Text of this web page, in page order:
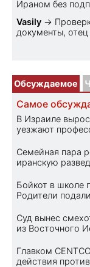
Ираном без
Vasily →
документы,
Обсуждаемое
Самое
В Израиле
уезжают
Семейная пара
иранскую
Бойкот в школе
Родители
Суд вынес
из Восточного
Главком
действия